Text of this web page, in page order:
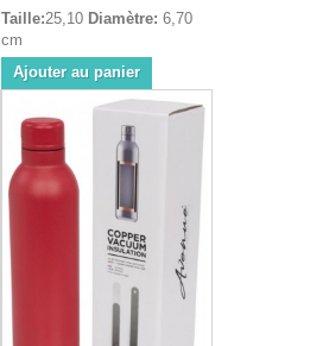
Taille:25,10 Diamètre: 6,70
cm
Ajouter au panier